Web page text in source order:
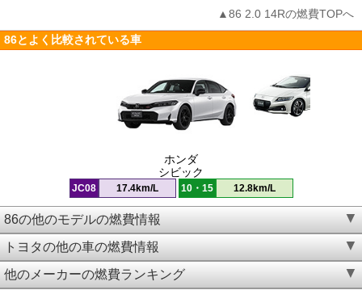
▲86 2.0 14Rの燃費TOPへ
86とよく比較されている車
ホンダ
シビック
JC08 17.4km/L 10・15 12.8km/L
86の他のモデルの燃費情報
トヨタの他の車の燃費情報
他のメーカーの燃費ランキング